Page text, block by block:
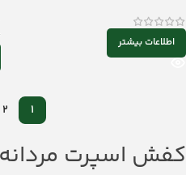
اطلاعات بیشتر
1
2
کفش اسپرت